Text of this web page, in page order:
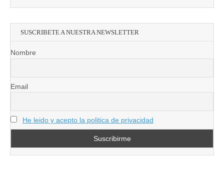
SUSCRIBETE A NUESTRA NEWSLETTER
Nombre
Email
He leido y acepto la politica de privacidad